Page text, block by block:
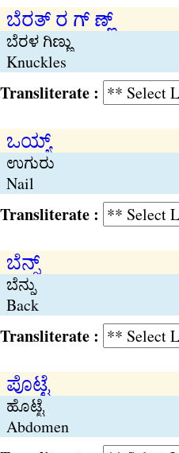
ಬೆರತ್ ರ ಗ್ ಣ್ಣ್
ಬೆರಳ ಗಿಣ್ಣು
Knuckles
:
ಒಯ್ಯ್
ಉಗುರು
Nail
:
ಬೆನ್ನ್
ಬೆನ್ನು
Back
:
ಪೊಟ್ಟೆ
ಹೊಟ್ಟೆ
Abdomen